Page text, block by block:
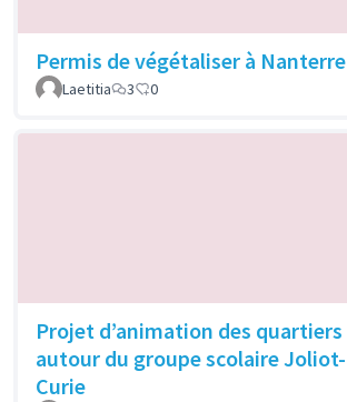
Permis de végétaliser à Nanterre
Laetitia
3 0
Projet d’animation des quartiers
autour du groupe scolaire Joliot-
Curie